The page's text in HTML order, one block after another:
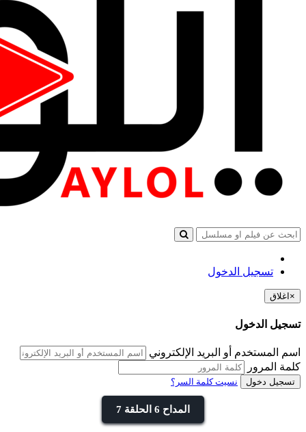
تسجيل الدخول
× اغلاق
تسجيل الدخول
اسم المستخدم أو البريد الإلكتروني
كلمة المرور
تسجيل دخول نسيت كلمة السر؟
المداح 6 الحلقة 7